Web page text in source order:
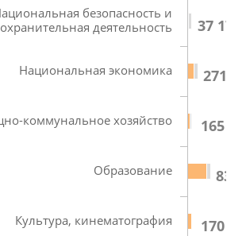
безопасность и
деятельность
Национальная экономика
коммунальное хозяйство
Образование
Культура, кинематография
37
271
165
839
170